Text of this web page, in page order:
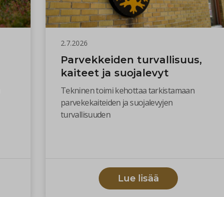
2.7.2026
Parvekkeiden turvallisuus,
kaiteet ja suojalevyt
Tekninen toimi kehottaa tarkistamaan
parvekekaiteiden ja suojalevyjen
turvallisuuden
Lue lisää